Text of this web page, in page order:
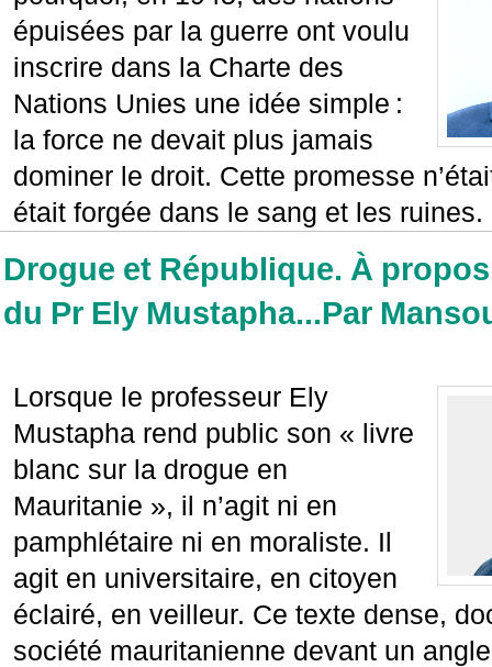
épuisées par la guerre ont voulu
inscrire dans la Charte des
Nations Unies une idée simple :
la force ne devait plus jamais
dominer le droit. Cette promesse
était forgée dans le sang et les ruines.
Drogue et République. À
du Pr Ely Mustapha...Par
Lorsque le professeur Ely
Mustapha rend public son « livre
blanc sur la drogue en
Mauritanie », il n’agit ni en
pamphlétaire ni en moraliste. Il
agit en universitaire, en citoyen
éclairé, en veilleur. Ce texte dense,
société mauritanienne devant un